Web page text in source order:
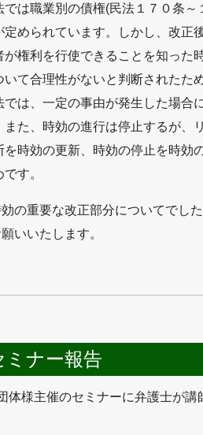
では職業別の債権(民法１７０条
定められています。しかし、改正
が権利を行使できることを知った
て合理性がないと判断されたた
では、一定の事由が発生した場合
また、時効の進行は停止するが、
を時効の更新、時効の停止を時効
す。
の重要な改正部分についてでし
いいたします。
ミナー報告
体様主催のセミナーに弁護士が